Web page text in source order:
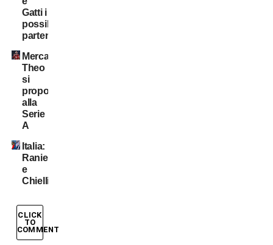
Gatti i
possibili
partenti
Mercato:
Theo
si
propone
alla
Serie
A
Italia:
Ranieri
e
Chiellini?
CLICK
TO
COMMENT